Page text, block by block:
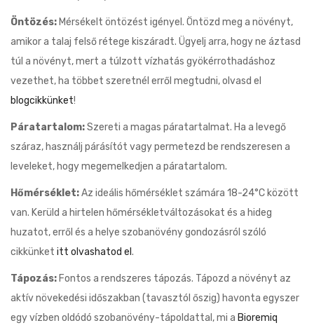
Öntözés: Mérsékelt öntözést igényel. Öntözd meg a növényt,
amikor a talaj felső rétege kiszáradt. Ügyelj arra, hogy ne áztasd
túl a növényt, mert a túlzott vízhatás gyökérrothadáshoz
vezethet, ha többet szeretnél erről megtudni, olvasd el
blogcikkünket!
Páratartalom:Szereti a magas páratartalmat. Ha a levegő
száraz, használj párásítót vagy permetezd be rendszeresen a
leveleket, hogy megemelkedjen a páratartalom.
Hőmérséklet:Az ideális hőmérséklet számára 18-24°C között
van. Kerüld a hirtelen hőmérsékletváltozásokat és a hideg
huzatot, erről és a helye szobanövény gondozásról szóló
cikkünket itt olvashatod el .
Tápozás: Fontos a rendszeres tápozás. Tápozd a növényt az
aktív növekedési időszakban (tavasztól őszig) havonta egyszer
egy vízben oldódó szobanövény-tápoldattal, mi a Bioremiq